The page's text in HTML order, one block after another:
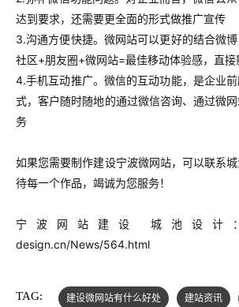
达到要求，还需要更全面的形式做推广宣传
3.沟通方便快捷。 微网站可以更好的结合微
社区+朋友圈+微网站=最佳移动体验感，直接
4.手机互动推广。 微信的互动功能，是企业
式，客户随时随地的通过微信咨询、通过微
务
如果您需要制作建设宁波微网站，可以联系
待每一个作品，竭诚为您服务！
宁波网站建设 城池设计
design.cn/News/564.html
TAG: 建设微网站有什么好处 建站资讯